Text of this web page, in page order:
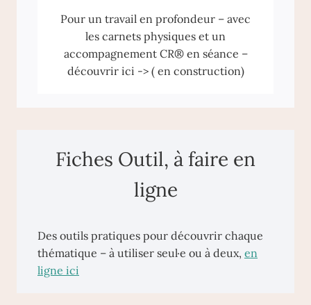
Pour un travail en profondeur – avec
les carnets physiques et un
accompagnement CR® en séance –
découvrir ici -> ( en construction)
Fiches Outil, à faire en
ligne
Des outils pratiques pour découvrir chaque
thématique – à utiliser seul·e ou à deux, en
ligne ici